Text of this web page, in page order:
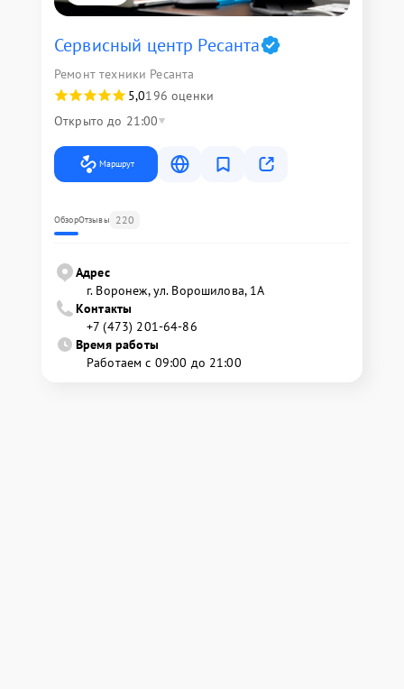
Сервисный центр Ресанта
Ремонт техники Ресанта
5,0196 оценки
Открыто до 21:00
Маршрут
ОбзорОтзывы 220
Адрес
г. Воронеж, ул. Ворошилова, 1А
Контакты
+7 (473) 201-64-86
Время работы
Работаем с 09:00 до 21:00